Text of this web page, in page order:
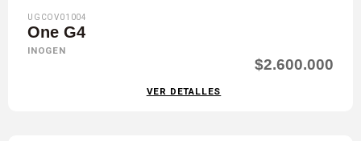
UGCOV01004
One G4
INOGEN
$2.600.000
VER DETALLES